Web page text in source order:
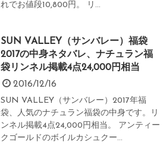
れでお値段10,800円。 リ...
SUN VALLEY（サンバレー）福袋
2017の中身ネタバレ、ナチュラン福
袋リンネル掲載4点24,000円相当
2016/12/16
SUN VALLEY（サンバレー）2017年福
袋、人気のナチュラン福袋の中身です。リ
ンネル掲載4点24,000円相当。 アンティー
クゴールドのボイルカシュクー...